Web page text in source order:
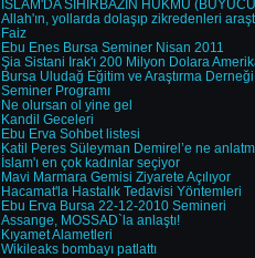
İSLAM'DA SİHİRBAZIN HÜKMÜ
Allah'ın, yollarda dolaşıp zikredenleri
Faiz
Ebu Enes Bursa Seminer Nisan 2011
Şia Sistani Irak'ı 200 Milyon Dolara
Bursa Uludağ Eğitim ve Araştırma Derneği
Seminer Programı
Ne olursan ol yine gel
Kandil Geceleri
Ebu Erva Sohbet listesi
Katil Peres Süleyman Demirel’e ne
İslam'ı en çok kadınlar seçiyor
Mavi Marmara Gemisi Ziyarete Açılıyor
Hacamat'la Hastalık Tedavisi Yöntemleri
Ebu Erva Bursa 22-12-2010 Semineri
Assange, MOSSAD`la anlaştı!
Kıyamet Alametleri
Wikileaks bombayı patlattı